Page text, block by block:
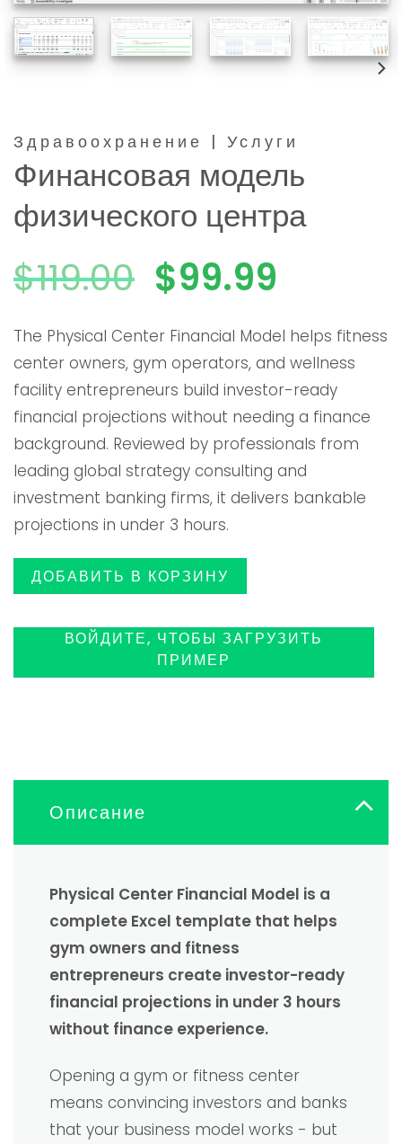
Здравоохранение | Услуги
Финансовая модель
физического центра
$119.00
цена
была:
$119.00.
$99.99
цена:
The Physical Center Financial Model helps fitness
center owners, gym operators, and wellness
facility entrepreneurs build investor-ready
financial projections without needing a finance
background. Reviewed by professionals from
leading global strategy consulting and
investment banking firms, it delivers bankable
projections in under 3 hours.
ДОБАВИТЬ В КОРЗИНУ
ВОЙДИТЕ, ЧТОБЫ ЗАГРУЗИТЬ
ПРИМЕР
Описание
Physical Center Financial Model is a
complete Excel template that helps
gym owners and fitness
entrepreneurs create investor-ready
financial projections in under 3 hours
without finance experience.
Opening a gym or fitness center
means convincing investors and banks
that your business model works - but